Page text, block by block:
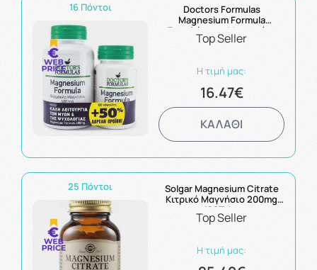
16 Πόντοι
Doctors Formulas
Magnesium Formula
Συμπλήρωμα Μαγνησίου
120Caps και δώρο Doctors
Μαγνησίου 60caps
Top Seller
Η τιμή μας:
16.47€
ΚΑΛΑΘΙ
25 Πόντοι
Solgar Magnesium Citrate
Κιτρικό Μαγνήσιο 200mg
120Tabs
Top Seller
Η τιμή μας: